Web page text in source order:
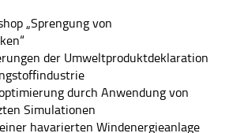
EUEXCERT
LINKS
QUALIFIZIERUNG
PUBLIKATIONEN
„Sprengung von
der Umweltproduktdeklaration
durch Anwendung von
Simulationen
havarierten Windenergieanlage